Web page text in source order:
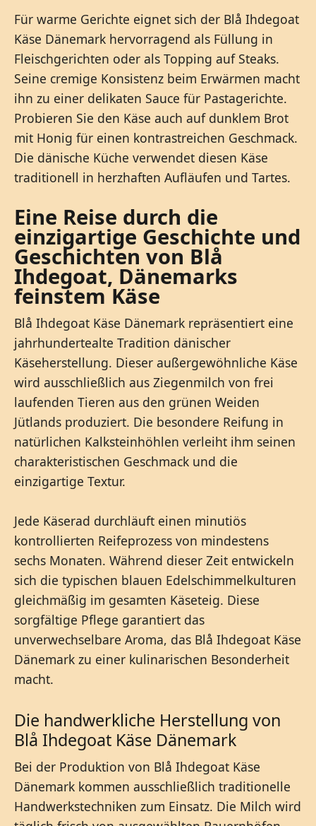
Für warme Gerichte eignet sich der Blå Ihdegoat
Käse Dänemark hervorragend als Füllung in
Fleischgerichten oder als Topping auf Steaks.
Seine cremige Konsistenz beim Erwärmen macht
ihn zu einer delikaten Sauce für Pastagerichte.
Probieren Sie den Käse auch auf dunklem Brot
mit Honig für einen kontrastreichen Geschmack.
Die dänische Küche verwendet diesen Käse
traditionell in herzhaften Aufläufen und Tartes.
Eine Reise durch die
einzigartige Geschichte und
Geschichten von Blå
Ihdegoat, Dänemarks
feinstem Käse
Blå Ihdegoat Käse Dänemark repräsentiert eine
jahrhundertealte Tradition dänischer
Käseherstellung. Dieser außergewöhnliche Käse
wird ausschließlich aus Ziegenmilch von frei
laufenden Tieren aus den grünen Weiden
Jütlands produziert. Die besondere Reifung in
natürlichen Kalksteinhöhlen verleiht ihm seinen
charakteristischen Geschmack und die
einzigartige Textur.
Jede Käserad durchläuft einen minutiös
kontrollierten Reifeprozess von mindestens
sechs Monaten. Während dieser Zeit entwickeln
sich die typischen blauen Edelschimmelkulturen
gleichmäßig im gesamten Käseteig. Diese
sorgfältige Pflege garantiert das
unverwechselbare Aroma, das Blå Ihdegoat Käse
Dänemark zu einer kulinarischen Besonderheit
macht.
Die handwerkliche Herstellung von
Blå Ihdegoat Käse Dänemark
Bei der Produktion von Blå Ihdegoat Käse
Dänemark kommen ausschließlich traditionelle
Handwerkstechniken zum Einsatz. Die Milch wird